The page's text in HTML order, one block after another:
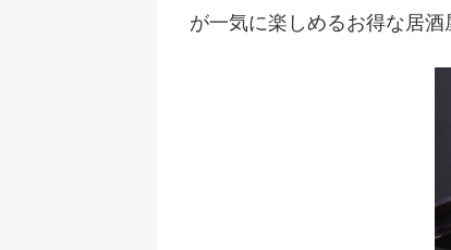
が一気に楽しめるお得な居酒